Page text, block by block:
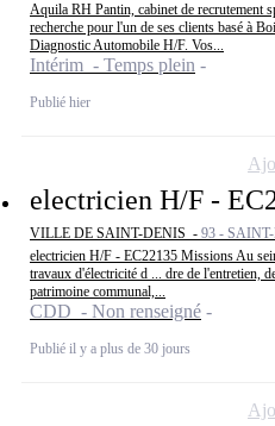
Aquila RH Pantin, cabinet de recrutement
recherche pour l'un de ses clients basé à
Diagnostic Automobile H/F. Vos...
Intérim - Temps plein
Publié hier
electricien H/F -
VILLE DE SAINT-DENIS - 93 -
electricien H/F - EC22135 Missions Au
travaux d'électricité d ... dre de l'entretien,
patrimoine communal,...
CDD - Non renseigné
Publié il y a plus de 30 jours